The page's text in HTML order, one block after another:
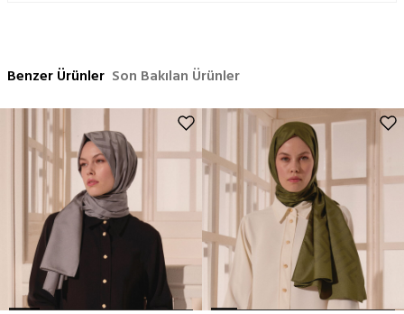
Makinada temizleme yapılmaz,
Sıkma yapılmaz.
Benzer Ürünler Son Bakılan Ürünler